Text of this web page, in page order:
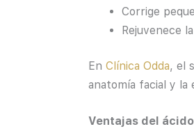
Corrige
Rejuvenece
En Clínica Odda, el
anatomía facial y la
Ventajas del